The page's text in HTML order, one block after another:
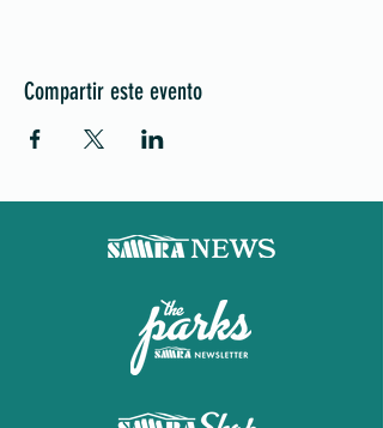
Compartir este evento